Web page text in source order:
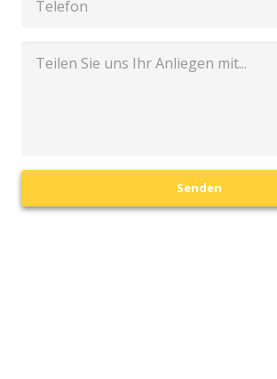
Senden